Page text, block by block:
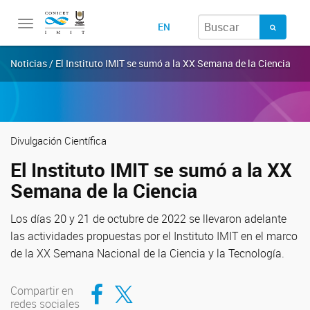
Toggle
EN
Noticias / El Instituto IMIT se sumó a la XX Semana de la Ciencia
Divulgación Científica
El Instituto IMIT se sumó a la XX
Semana de la Ciencia
Los días 20 y 21 de octubre de 2022 se llevaron adelante
las actividades propuestas por el Instituto IMIT en el marco
de la XX Semana Nacional de la Ciencia y la Tecnología.
Compartir en
redes sociales
Compartir en Facebook
Compartir en Twitter